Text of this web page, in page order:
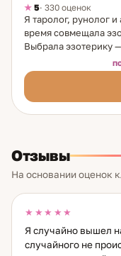
5· 330 оценок
Я таролог, рунолог
время совмещала
Выбрала эзотерику
сразу и он
несколькими
свой слой. Таро —
Астрология —
долгосрочные
Темы, с которыми
укрепить связь;
партнёрство,
недвижимость и
которых есть
хотите разобраться
Отзывы
На основании оценок
★★★★★
Я случайно вышел
случайного не